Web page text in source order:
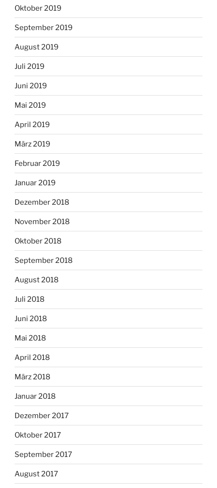
Oktober 2019
September 2019
August 2019
Juli 2019
Juni 2019
Mai 2019
April 2019
März 2019
Februar 2019
Januar 2019
Dezember 2018
November 2018
Oktober 2018
September 2018
August 2018
Juli 2018
Juni 2018
Mai 2018
April 2018
März 2018
Januar 2018
Dezember 2017
Oktober 2017
September 2017
August 2017